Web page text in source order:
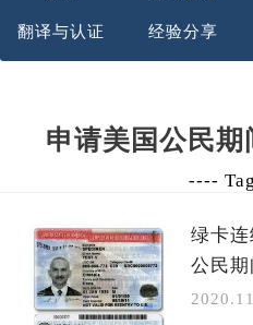
翻译与认证 经验分享
申请美国公民期
----
绿卡
公民期